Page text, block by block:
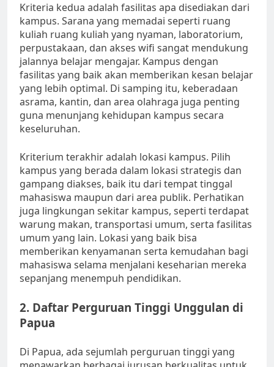
Kriteria kedua adalah fasilitas apa disediakan dari
kampus. Sarana yang memadai seperti ruang
kuliah ruang kuliah yang nyaman, laboratorium,
perpustakaan, dan akses wifi sangat mendukung
jalannya belajar mengajar. Kampus dengan
fasilitas yang baik akan memberikan kesan belajar
yang lebih optimal. Di samping itu, keberadaan
asrama, kantin, dan area olahraga juga penting
guna menunjang kehidupan kampus secara
keseluruhan.
Kriterium terakhir adalah lokasi kampus. Pilih
kampus yang berada dalam lokasi strategis dan
gampang diakses, baik itu dari tempat tinggal
mahasiswa maupun dari area publik. Perhatikan
juga lingkungan sekitar kampus, seperti terdapat
warung makan, transportasi umum, serta fasilitas
umum yang lain. Lokasi yang baik bisa
memberikan kenyamanan serta kemudahan bagi
mahasiswa selama menjalani keseharian mereka
sepanjang menempuh pendidikan.
2. Daftar Perguruan Tinggi Unggulan di
Papua
Di Papua, ada sejumlah perguruan tinggi yang